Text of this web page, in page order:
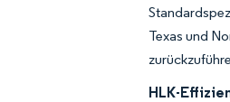
Texas und
HLK-